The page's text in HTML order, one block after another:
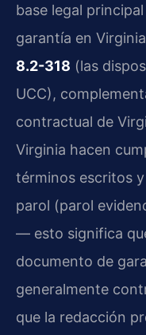
base legal
garantía en
8.2-318 (las
UCC),
contractual de
Virginia hacen
términos escritos
parol (parol
— esto significa
documento de
generalmente
que la redacción